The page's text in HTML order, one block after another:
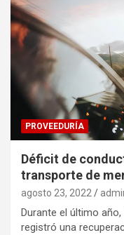
PROVEEDURÍA
Déficit de
transporte de
agosto 23, 2022
Durante el último
registró una